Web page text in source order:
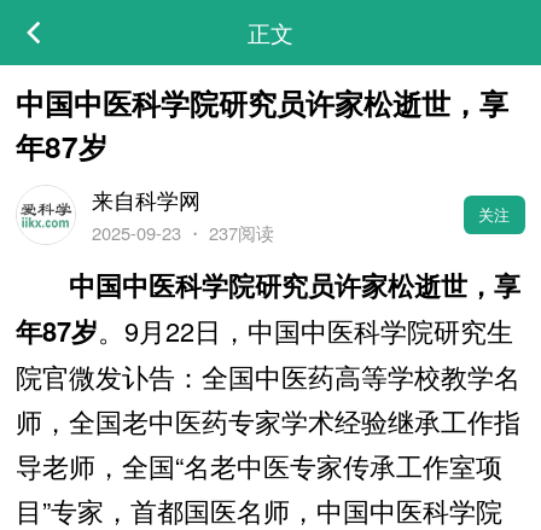
正文
中国中医科学院研究员许家松逝世，享
年87岁
来自科学网
2025-09-23・ 237阅读
关注
中国中医科学院研究员许家松逝世，享
年87岁。9月22日，中国中医科学院研究生
院官微发讣告：全国中医药高等学校教学名
师，全国老中医药专家学术经验继承工作指
导老师，全国“名老中医专家传承工作室项
目”专家，首都国医名师，中国中医科学院